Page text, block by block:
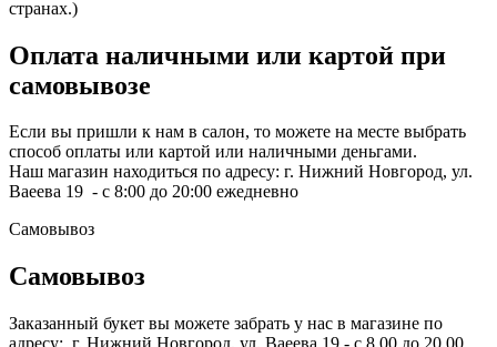
странах.)
Оплата наличными или картой при
самовывозе
Если вы пришли к нам в салон, то можете на месте выбрать
способ оплаты или картой или наличными деньгами.
Наш магазин находиться по адресу: г. Нижний Новгород, ул.
Ваеева 19 - с 8:00 до 20:00 ежедневно
Самовывоз
Самовывоз
Заказанный букет вы можете забрать у нас в магазине по